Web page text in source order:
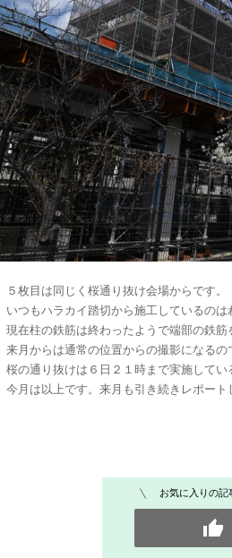
５枚目は同じく桜通り抜け会場からです。
いつもハラカイ踏切から施工しているのは
現在柱の鉄筋は終わったようで端部の鉄筋
来月からは通常の位置からの撮影になるの
桜の通り抜けは６日２１時まで実施してい
今月は以上です。来月も引き続きレポート
お気に入りの記